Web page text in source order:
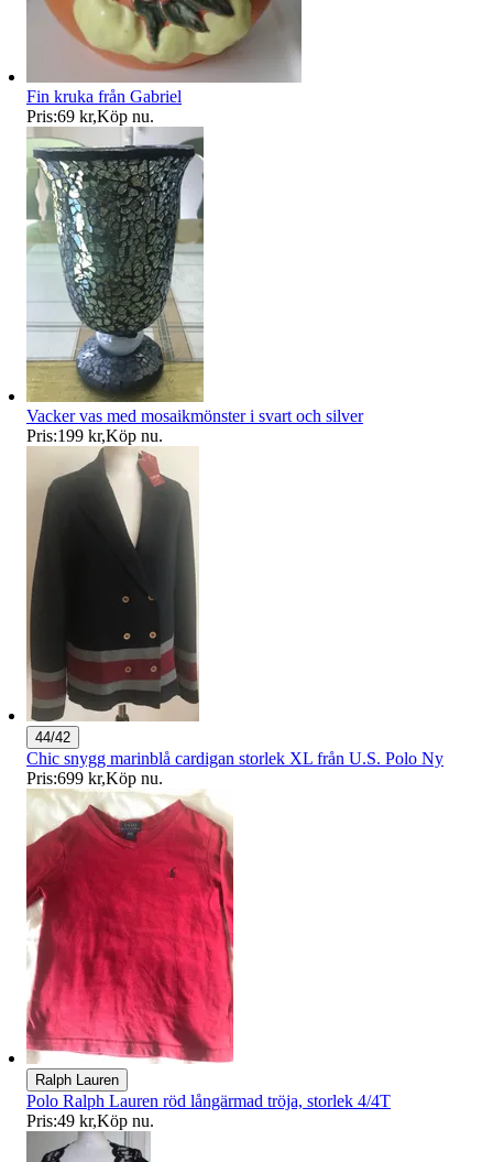
Fin kruka från Gabriel
Pris:69 kr,Köp nu.
Vacker vas med mosaikmönster i svart och silver
Pris:199 kr,Köp nu.
44/42
Chic snygg marinblå cardigan storlek XL från U.S. Polo Ny
Pris:699 kr,Köp nu.
Ralph Lauren
Polo Ralph Lauren röd långärmad tröja, storlek 4/4T
Pris:49 kr,Köp nu.